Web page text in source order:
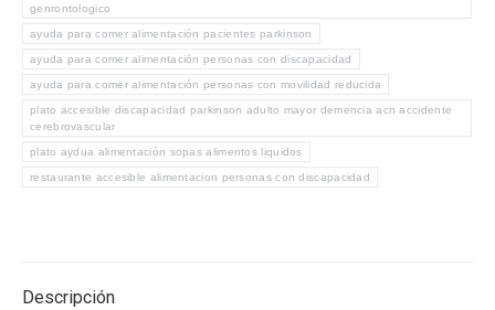
demencia
pacientes
temblores
cantidad
genrontologico
ayuda para comer alimentación pacientes parkinson
ayuda para comer alimentación personas con discapacidad
ayuda para comer alimentación personas con movilidad reducida
plato accesible discapacidad parkinson adulto mayor demencia acn accidente
cerebrovascular
plato aydua alimentación sopas alimentos liquidos
restaurante accesible alimentacion personas con discapacidad
Descripción